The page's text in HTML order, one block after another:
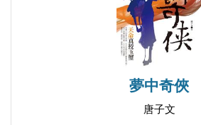
夢中奇俠
唐子文